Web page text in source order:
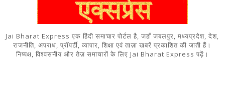
Jai Bharat Express एक हिंदी समाचार पोर्टल है, जहाँ जबलपुर, मध्यप्रदेश, देश,
राजनीति, अपराध, प्रॉपर्टी, व्यापार, शिक्षा एवं ताज़ा खबरें प्रकाशित की जाती हैं।
निष्पक्ष, विश्वसनीय और तेज़ समाचारों के लिए Jai Bharat Express पढ़ें।